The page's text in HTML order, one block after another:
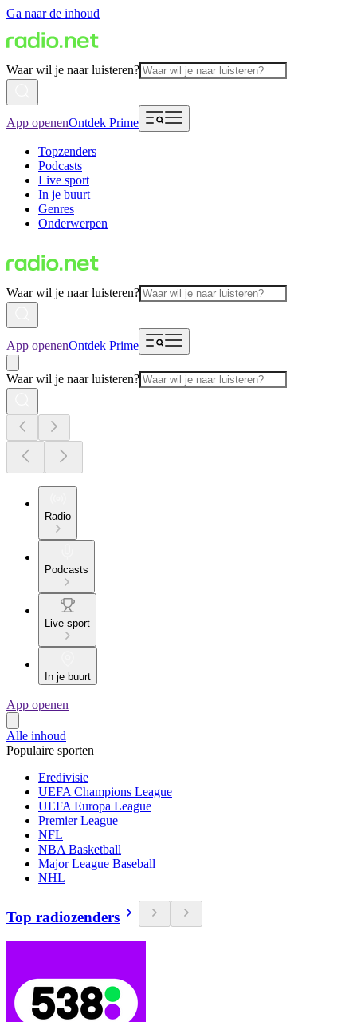
Ga naar de inhoud
Waar wil je naar luisteren?
App openenOntdek Prime
Topzenders
Podcasts
Live sport
In je buurt
Genres
Onderwerpen
Waar wil je naar luisteren?
App openenOntdek Prime
Waar wil je naar luisteren?
Radio
Podcasts
Live sport
In je buurt
App openen
Alle inhoud
Populaire sporten
Eredivisie
UEFA Champions League
UEFA Europa League
Premier League
NFL
NBA Basketball
Major League Baseball
NHL
Top radiozenders